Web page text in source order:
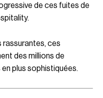
de ces fuites de
rassurantes, ces
des millions de
plus sophistiquées.